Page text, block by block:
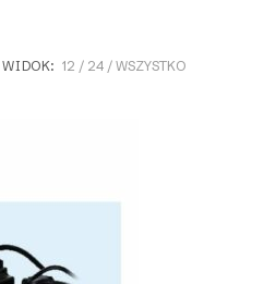
WIDOK: 12 24 WSZYSTKO